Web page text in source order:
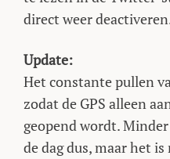
direct weer
Update:
Het constante pullen
zodat de GPS alleen
geopend wordt.
de dag dus, maar het